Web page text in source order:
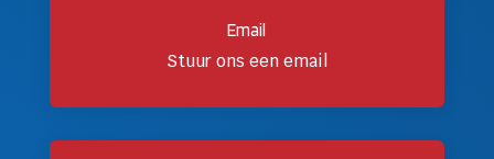
Email
Stuur ons een email